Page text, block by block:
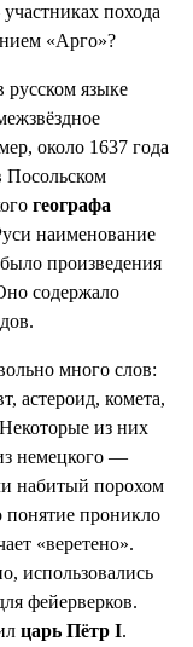
похода
«Арго»?
русском языке
около 1637 года
Посольском
географа
наименование
произведения
содержало
много слов:
астероид, комета,
из них
немецкого —
набитый порохом
понятие проникло
«веретено».
использовались
фейерверков.
царь Пётр I.